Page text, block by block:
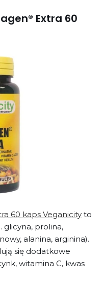
Extra 60
60 kaps Veganicity to
glicyna, prolina,
alanina, arginina).
się dodatkowe
witamina C, kwas